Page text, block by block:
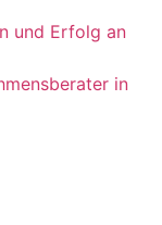
und Erfolg an
in